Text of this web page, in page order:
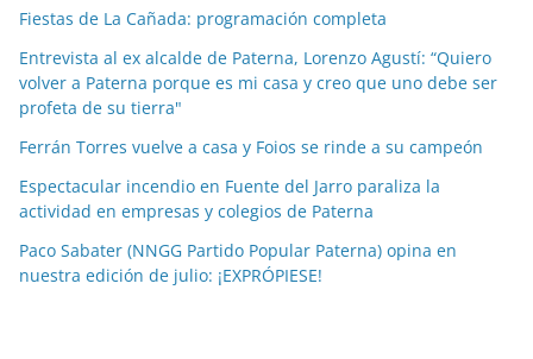
o
r
m
e
s
s
Fiestas de La Cañada: programación completa
Entrevista al ex alcalde de Paterna, Lorenzo Agustí: “Quiero
volver a Paterna porque es mi casa y creo que uno debe ser
profeta de su tierra"
Ferrán Torres vuelve a casa y Foios se rinde a su campeón
Espectacular incendio en Fuente del Jarro paraliza la
actividad en empresas y colegios de Paterna
Paco Sabater (NNGG Partido Popular Paterna) opina en
nuestra edición de julio: ¡EXPRÓPIESE!